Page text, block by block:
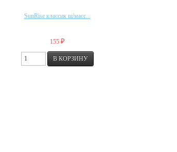
SunRise классик ш/масс...
155 ₽